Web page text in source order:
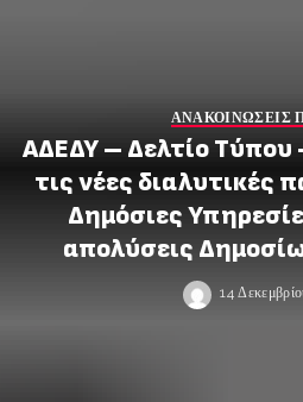
ΑΝΑΚΟΙΝΩΣΕΙΣ
ΑΔΕΔΥ – Δελτίο Τύπου
τις νέες διαλυτικές
Δημόσιες
απολύσεις
14